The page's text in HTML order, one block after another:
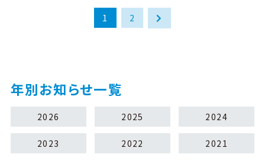
1 2
年別お知らせ一覧
2026 2025 2024
2023 2022 2021